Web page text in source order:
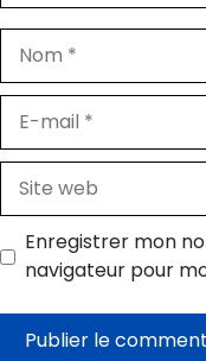
mail
Site
web
Enregistrer mon
navigateur pour